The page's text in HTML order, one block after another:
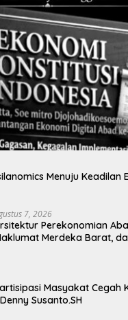
Menuju Keadilan
7, 2026
Perekonomian
Merdeka Barat,
Masyakat Cegah
Susanto.SH